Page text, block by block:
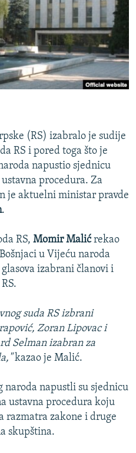
(RS) izabralo je sudije
RS i pored toga što je
napustio sjednicu
procedura. Za
je aktuelni ministar pravde
.
RS, Momir Malićrekao
u Vijeću naroda
izabrani članovi i
suda RS izbrani
Zoran Lipovac i
Selman izabran za
kazao je Malić.
naroda napustli su sjednicu
ustavna procedura koju
razmatra zakone i druge
skupština.